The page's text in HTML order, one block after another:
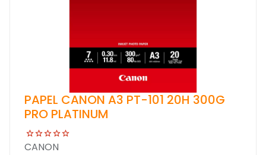
PAPEL CANON A3 PT-101 20H 300G
PRO PLATINUM
CANON